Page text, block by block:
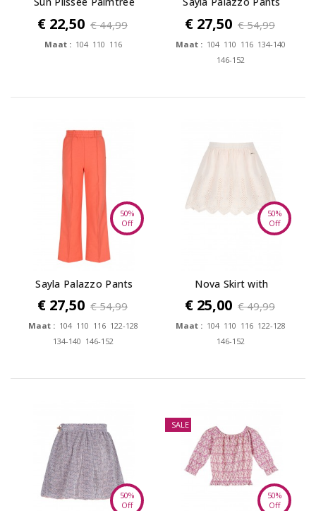
Palazzo
€ 22,50 € 44,99
Maat : 104 110 116
€ 27,50 € 54,99
Maat : 104 110 116 134-140
146-152
50%
Off
Sayla Palazzo Pants
€ 27,50 € 54,99
Maat : 104 110 116 122-128
134-140 146-152
50%
Off
Nova Skirt with
Embroidered Border
€ 25,00 € 49,99
Maat : 104 110 116 122-128
146-152
50%
Off
SALE
50%
Off